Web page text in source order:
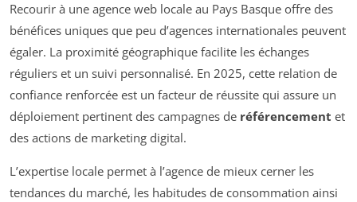
Recourir à une agence web locale au Pays Basque offre des
bénéfices uniques que peu d’agences internationales peuvent
égaler. La proximité géographique facilite les échanges
réguliers et un suivi personnalisé. En 2025, cette relation de
confiance renforcée est un facteur de réussite qui assure un
déploiement pertinent des campagnes de référencement et
des actions de marketing digital.
L’expertise locale permet à l’agence de mieux cerner les
tendances du marché, les habitudes de consommation ainsi